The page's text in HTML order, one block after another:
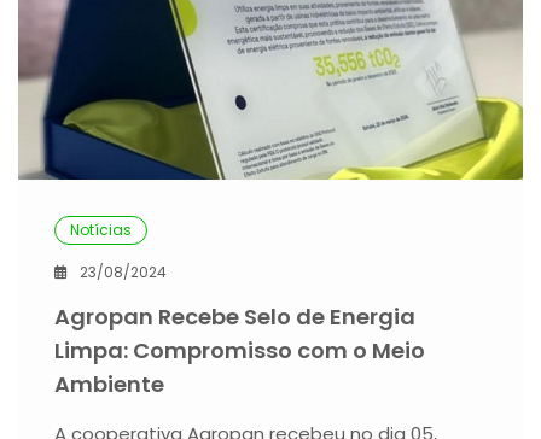
Notícias
23/08/2024
Agropan Recebe Selo de Energia
Limpa: Compromisso com o Meio
Ambiente
A cooperativa Agropan recebeu no dia 05,